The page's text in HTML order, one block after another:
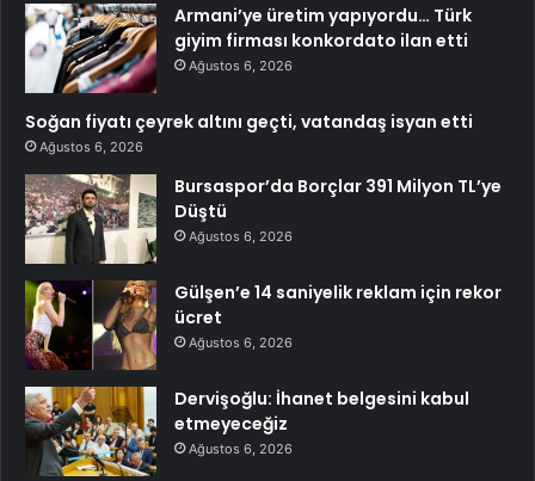
Armani’ye üretim yapıyordu… Türk
giyim firması konkordato ilan etti
Ağustos 6, 2026
Soğan fiyatı çeyrek altını geçti, vatandaş isyan etti
Ağustos 6, 2026
Bursaspor’da Borçlar 391 Milyon TL’ye
Düştü
Ağustos 6, 2026
Gülşen’e 14 saniyelik reklam için rekor
ücret
Ağustos 6, 2026
Dervişoğlu: İhanet belgesini kabul
etmeyeceğiz
Ağustos 6, 2026